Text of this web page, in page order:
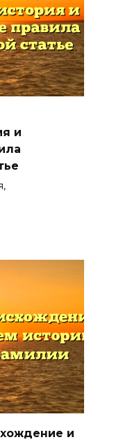
и
и